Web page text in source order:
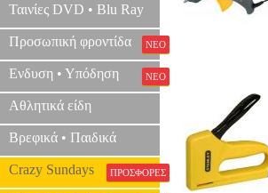
Ταινίες DVD • Blu Ray
Προσωπική φροντίδα ΝΕΟ
Ενδυση • Υπόδηση ΝΕΟ
Αθλητικά είδη
Βρεφικά • Παιδικά
Crazy Sundays ΠΡΟΣΦΟΡΕΣ